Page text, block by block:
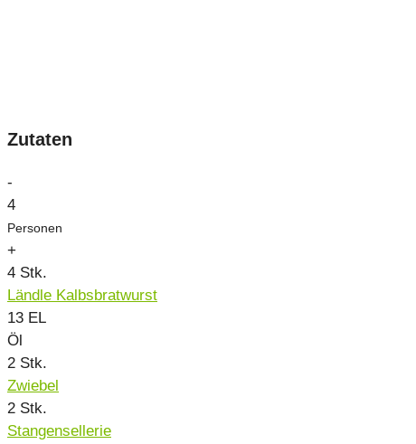
Zutaten
-
4
Personen
+
4 Stk.
Ländle Kalbsbratwurst
13 EL
Öl
2 Stk.
Zwiebel
2 Stk.
Stangensellerie